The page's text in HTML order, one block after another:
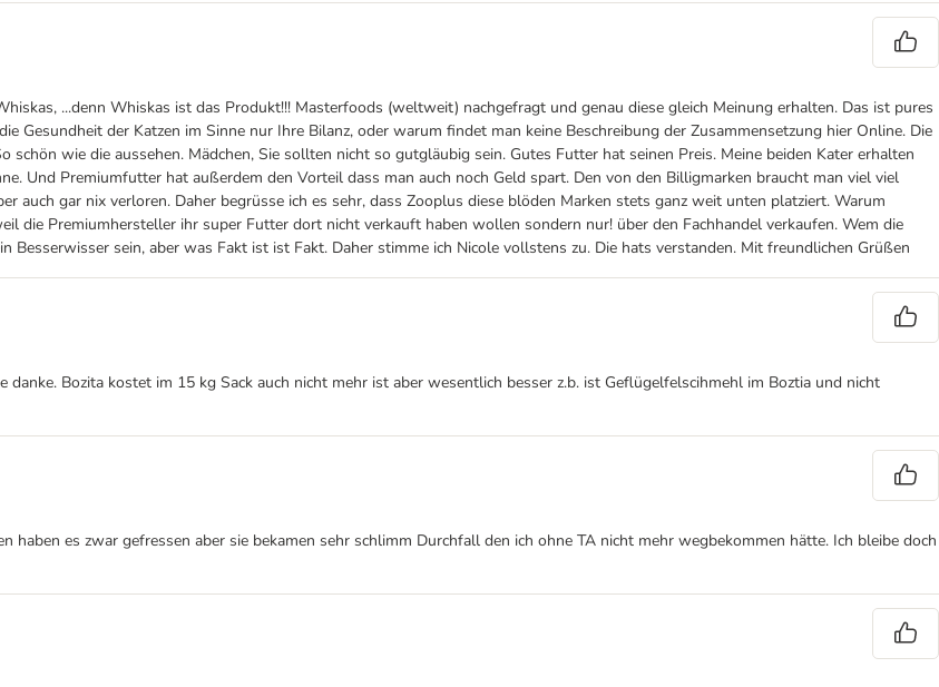
...denn Whiskas ist das Produkt!!! Masterfoods (weltweit) nachgefragt und genau diese gleich Meinung erhalten. Das ist pures
Gesundheit der Katzen im Sinne nur Ihre Bilanz, oder warum findet man keine Beschreibung der Zusammensetzung hier Online. Die
wie die aussehen. Mädchen, Sie sollten nicht so gutgläubig sein. Gutes Futter hat seinen Preis. Meine beiden Kater erhalten
Und Premiumfutter hat außerdem den Vorteil dass man auch noch Geld spart. Den von den Billigmarken braucht man viel viel
auch gar nix verloren. Daher begrüsse ich es sehr, dass Zooplus diese blöden Marken stets ganz weit unten platziert. Warum
die Premiumhersteller ihr super Futter dort nicht verkauft haben wollen sondern nur! über den Fachhandel verkaufen. Wem die
sein, aber was Fakt ist ist Fakt. Daher stimme ich Nicole vollstens zu. Die hats verstanden. Mit freundlichen Grüßen
Bozita kostet im 15 kg Sack auch nicht mehr ist aber wesentlich besser z.b. ist Geflügelfelscihmehl im Boztia und nicht
es zwar gefressen aber sie bekamen sehr schlimm Durchfall den ich ohne TA nicht mehr wegbekommen hätte. Ich bleibe doch